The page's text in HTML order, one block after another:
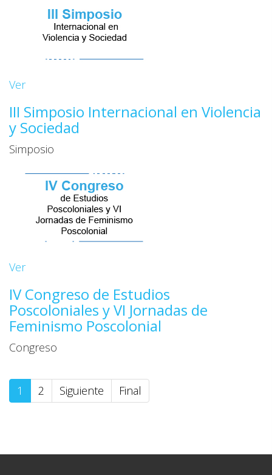
Ver
III Simposio Internacional en Violencia
y Sociedad
Simposio
Ver
IV Congreso de Estudios
Poscoloniales y VI Jornadas de
Feminismo Poscolonial
Congreso
1 2 Siguiente Final